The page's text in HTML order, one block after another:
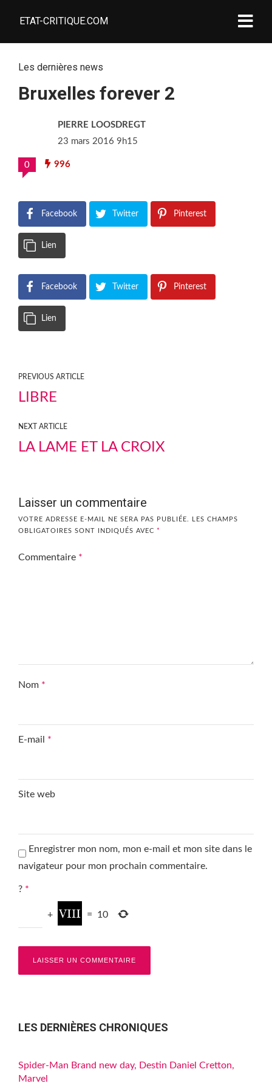
ETAT-CRITIQUE.COM
Les dernières news
Bruxelles forever 2
PIERRE LOOSDREGT
23 mars 2016 9h15
0 996
Facebook Twitter Pinterest
Lien
Facebook Twitter Pinterest
Lien
PREVIOUS ARTICLE
LIBRE
NEXT ARTICLE
LA LAME ET LA CROIX
Laisser un commentaire
VOTRE ADRESSE E-MAIL NE SERA PAS PUBLIÉE.
LES CHAMPS
OBLIGATOIRES SONT INDIQUÉS AVEC *
Commentaire *
Nom *
E-mail *
Site web
Enregistrer mon nom, mon e-mail et mon site dans le
navigateur pour mon prochain commentaire.
? *
+ = 10
LES DERNIÈRES CHRONIQUES
Spider-Man Brand new day, Destin Daniel Cretton,
Marvel